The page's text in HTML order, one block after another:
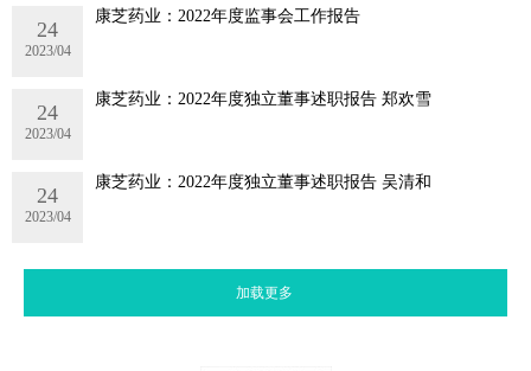
24
2023/04
康芝药业：2022年度监事会工作报告
24
2023/04
康芝药业：2022年度独立董事述职报告 郑欢雪
24
2023/04
康芝药业：2022年度独立董事述职报告 吴清和
加载更多